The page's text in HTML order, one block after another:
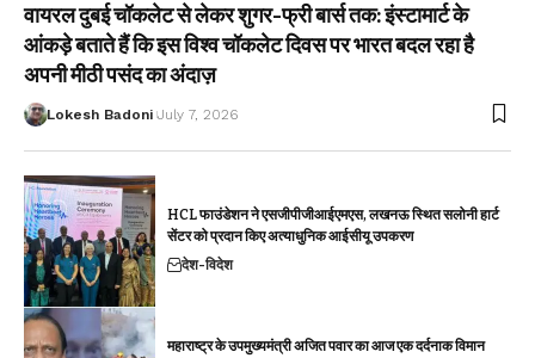
वायरल दुबई चॉकलेट से लेकर शुगर-फ्री बार्स तक: इंस्टामार्ट के
आंकड़े बताते हैं कि इस विश्व चॉकलेट दिवस पर भारत बदल रहा है
अपनी मीठी पसंद का अंदाज़
Lokesh Badoni July 7, 2026
HCL फाउंडेशन ने एसजीपीजीआईएमएस, लखनऊ स्थित सलोनी हार्ट
सेंटर को प्रदान किए अत्याधुनिक आईसीयू उपकरण
देश-विदेश
महाराष्ट्र के उपमुख्यमंत्री अजित पवार का आज एक दर्दनाक विमान